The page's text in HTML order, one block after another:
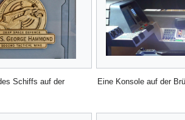
Schiffs auf der
Eine Konsole auf der